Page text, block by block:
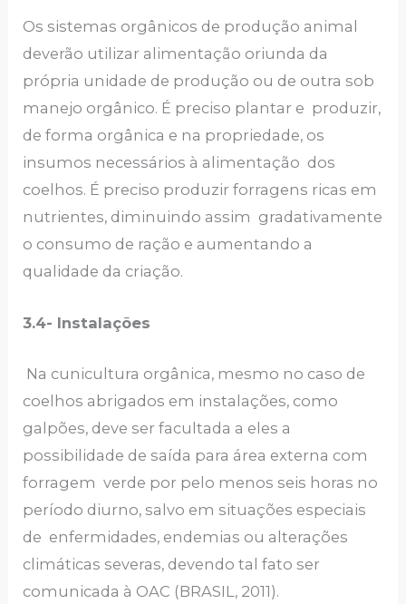
Os sistemas orgânicos de produção animal
deverão utilizar alimentação oriunda da
própria unidade de produção ou de outra sob
manejo orgânico. É preciso plantar e produzir,
de forma orgânica e na propriedade, os
insumos necessários à alimentação dos
coelhos. É preciso produzir forragens ricas em
nutrientes, diminuindo assim gradativamente
o consumo de ração e aumentando a
qualidade da criação.
3.4- Instalações
Na cunicultura orgânica, mesmo no caso de
coelhos abrigados em instalações, como
galpões, deve ser facultada a eles a
possibilidade de saída para área externa com
forragem verde por pelo menos seis horas no
período diurno, salvo em situações especiais
de enfermidades, endemias ou alterações
climáticas severas, devendo tal fato ser
comunicada à OAC (BRASIL, 2011).